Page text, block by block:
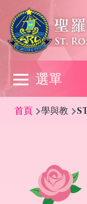
移至主內容
選單
Main
navigation
導
首頁 學與教